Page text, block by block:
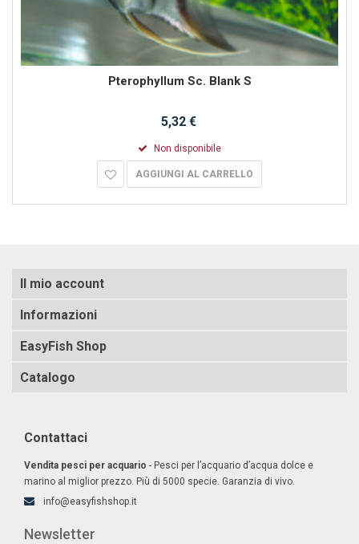
Pterophyllum Sc. Blank S
5,32 €
Non disponibile
AGGIUNGI AL CARRELLO
Il mio account
Informazioni
EasyFish Shop
Catalogo
Contattaci
Vendita pesci per acquario - Pesci per l’acquario d’acqua dolce e
marino al miglior prezzo. Più di 5000 specie. Garanzia di vivo.
info@easyfishshop.it
Newsletter